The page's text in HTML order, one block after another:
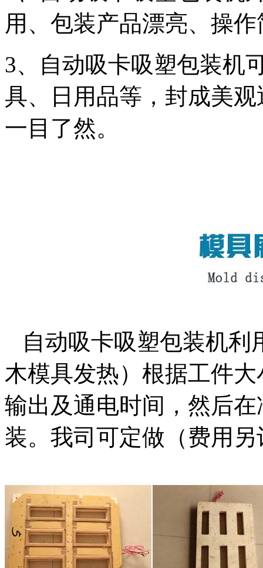
用、包装产品漂亮、操
3、自动吸卡吸塑包装机
具、日用品等，封成美
一目了然。
自动吸卡吸塑包装机利
木模具发热）根据工件
输出及通电时间，然后
装。我司可定做（费用